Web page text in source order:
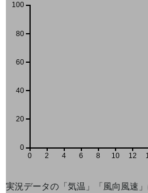
0 2 4 6 8 10 12
0
20
40
60
80
100
実況データの「気温」「風向風速